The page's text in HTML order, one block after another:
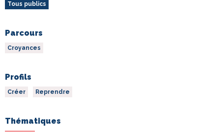
Tous publics
Parcours
Croyances
Profils
Créer Reprendre
Thématiques